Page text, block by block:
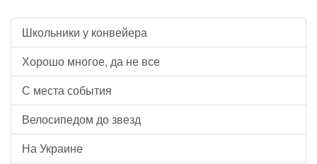
Школьники у конвейера
Хорошо многое, да не все
С места события
Велосипедом до звезд
На Украине